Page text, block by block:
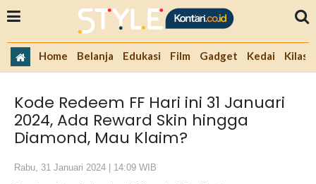
Home Belanja Edukasi Film Gadget Kedai Kilas
Kode Redeem FF Hari ini 31 Januari
2024, Ada Reward Skin hingga
Diamond, Mau Klaim?
Rabu, 31 Januari 2024 | 14:09 WIB